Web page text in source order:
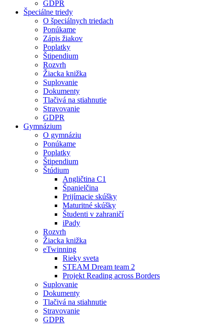
GDPR
Špeciálne triedy
O špeciálnych triedach
Ponúkame
Zápis žiakov
Poplatky
Štipendium
Rozvrh
Žiacka knižka
Suplovanie
Dokumenty
Tlačivá na stiahnutie
Stravovanie
GDPR
Gymnázium
O gymnáziu
Ponúkame
Poplatky
Štipendium
Štúdium
Angličtina C1
Španielčina
Prijímacie skúšky
Maturitné skúšky
Študenti v zahraničí
iPady
Rozvrh
Žiacka knižka
eTwinning
Rieky sveta
STEAM Dream team 2
Projekt Reading across Borders
Suplovanie
Dokumenty
Tlačivá na stiahnutie
Stravovanie
GDPR